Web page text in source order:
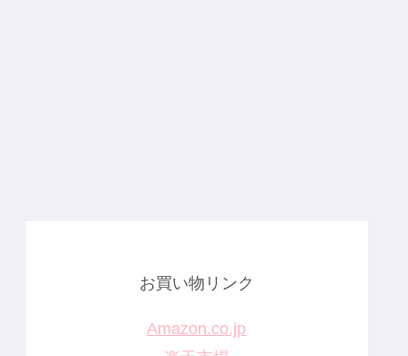
お買い物リンク
Amazon.co.jp